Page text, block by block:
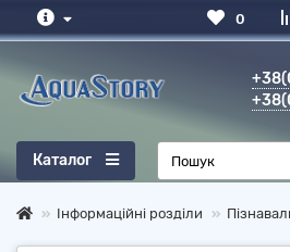
0
Каталог
Інформаційні розділи